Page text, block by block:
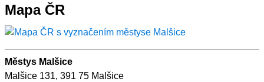
Mapa ČR
Městys Malšice
Malšice 131, 391 75 Malšice